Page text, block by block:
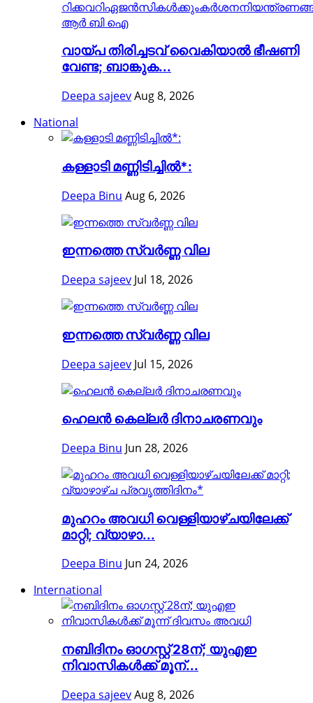
വായ്പ തിരിച്ചടവ് വൈകിയാൽ ഭീഷണി
വേണ്ട; ബാങ്കുക...
Deepa sajeevAug 8, 2026
National
കള്ളാടി മണ്ണിടിച്ചിൽ*:
Deepa Binu Aug 6, 2026
ഇന്നത്തെ സ്വർണ്ണ വില
Deepa sajeev Jul 18, 2026
ഇന്നത്തെ സ്വർണ്ണ വില
Deepa sajeev Jul 15, 2026
ഹെലന്‍ കെല്ലര്‍ ദിനാചരണവും
Deepa Binu Jun 28, 2026
മുഹറം അവധി വെള്ളിയാഴ്ചയിലേക്ക്
മാറ്റി; വ്യാഴാ...
Deepa Binu Jun 24, 2026
International
നബിദിനം ഓഗസ്റ്റ് 28ന്; യുഎഇ
നിവാസികൾക്ക് മൂന്...
Deepa sajeevAug 8, 2026